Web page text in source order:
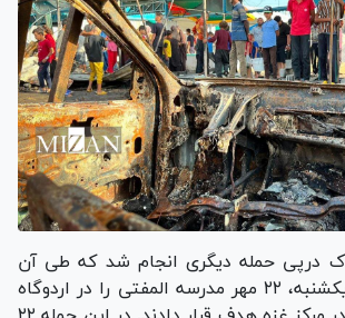
درپی حمله دیگری انجام شد که طی آن
اشغالگران در روز یکشنبه، ۲۲ مهر مدرسه المفتی را در اردوگاه